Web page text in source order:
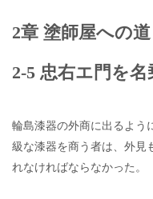
2章 塗師屋への道
2-5 忠右エ門を名
輪島漆器の外商に出るよう
級な漆器を商う者は、外見
れなければならなかった。